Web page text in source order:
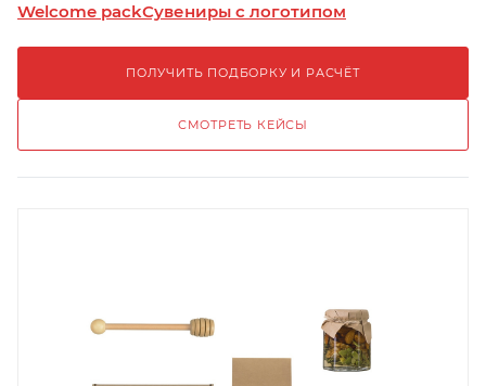
Welcome packСувениры с логотипом
ПОЛУЧИТЬ ПОДБОРКУ И РАСЧЁТ
СМОТРЕТЬ КЕЙСЫ